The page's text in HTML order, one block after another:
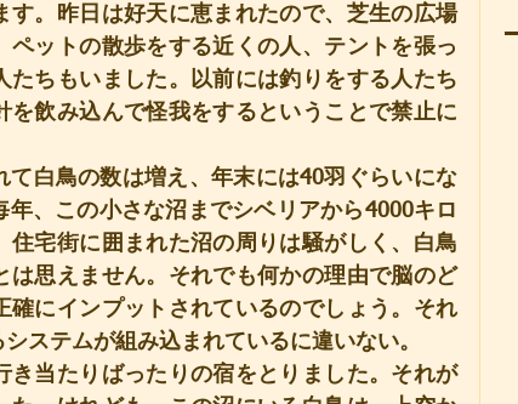
す。昨日は好天に恵まれたので、芝生の広場
ペットの散歩をする近くの人、テントを張っ
たちもいました。以前には釣りをする人たち
を飲み込んで怪我をするということで禁止に
白鳥の数は増え、年末には40羽ぐらいにな
、この小さな沼までシベリアから4000キロ
住宅街に囲まれた沼の周りは騒がしく、白鳥
は思えません。それでも何かの理由で脳のど
確にインプットされているのでしょう。それ
ステムが組み込まれているに違いない。
当たりばったりの宿をとりました。それが